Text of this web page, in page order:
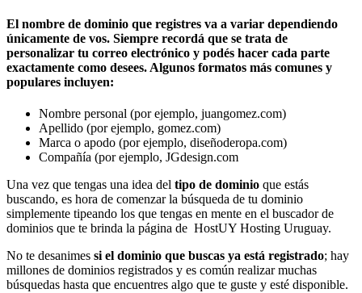
El nombre de dominio que registres va a variar dependiendo
únicamente de vos. Siempre recordá que se trata de
personalizar tu correo electrónico y podés hacer cada parte
exactamente como desees. Algunos formatos más comunes y
populares incluyen:
Nombre personal (por ejemplo, juangomez.com)
Apellido (por ejemplo, gomez.com)
Marca o apodo (por ejemplo, diseñoderopa.com)
Compañía (por ejemplo, JGdesign.com
Una vez que tengas una idea del tipo de dominio que estás
buscando, es hora de comenzar la búsqueda de tu dominio
simplemente tipeando los que tengas en mente en el buscador de
dominios que te brinda la página de HostUY Hosting Uruguay.
No te desanimes si el dominio que buscas ya está registrado; hay
millones de dominios registrados y es común realizar muchas
búsquedas hasta que encuentres algo que te guste y esté disponible.